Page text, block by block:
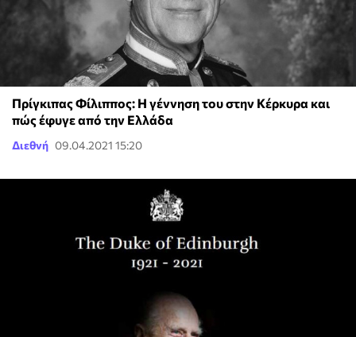
Πρίγκιπας Φίλιππος: Η γέννηση του στην Κέρκυρα και
πώς έφυγε από την Ελλάδα
Διεθνή 09.04.2021 15:20